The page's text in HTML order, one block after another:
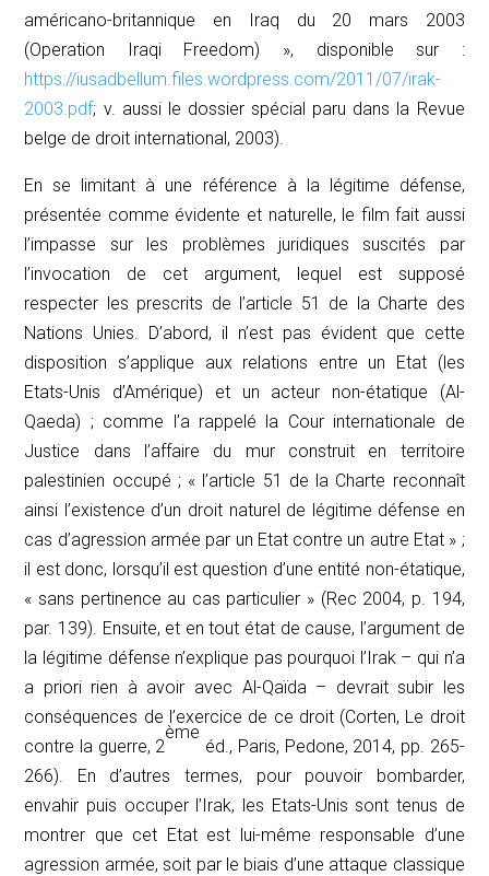
américano-britannique en Iraq du 20 mars 2003
(Operation Iraqi Freedom) », disponible sur :
https://iusadbellum.files.wordpress.com/2011/07/irak-
2003.pdf; v. aussi le dossier spécial paru dans la Revue
belge de droit international, 2003).
En se limitant à une référence à la légitime défense,
présentée comme évidente et naturelle, le film fait aussi
l’impasse sur les problèmes juridiques suscités par
l’invocation de cet argument, lequel est supposé
respecter les prescrits de l’article 51 de la Charte des
Nations Unies. D’abord, il n’est pas évident que cette
disposition s’applique aux relations entre un Etat (les
Etats-Unis d’Amérique) et un acteur non-étatique (Al-
Qaeda) ; comme l’a rappelé la Cour internationale de
Justice dans l’affaire du mur construit en territoire
palestinien occupé ; « l’article 51 de la Charte reconnaît
ainsi l’existence d’un droit naturel de légitime défense en
cas d’agression armée par un Etat contre un autre Etat » ;
il est donc, lorsqu’il est question d’une entité non-étatique,
« sans pertinence au cas particulier » (Rec 2004, p. 194,
par. 139). Ensuite, et en tout état de cause, l’argument de
la légitime défense n’explique pas pourquoi l’Irak – qui n’a
a priori rien à avoir avec Al-Qaïda – devrait subir les
conséquences de l’exercice de ce droit (Corten, Le droit
contre la guerre, 2
ème
éd., Paris, Pedone, 2014, pp. 265-
266). En d’autres termes, pour pouvoir bombarder,
envahir puis occuper l’Irak, les Etats-Unis sont tenus de
montrer que cet Etat est lui-même responsable d’une
agression armée, soit par le biais d’une attaque classique